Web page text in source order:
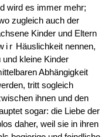
wird es immer mehr;
zugleich auch der
Kinder und Eltern
Häuslichkeit nennen,
kleine Kinder
Abhängigkeit
tritt sogleich
ihnen und den
sogar: die Liebe der
daher, weil sie in ihren